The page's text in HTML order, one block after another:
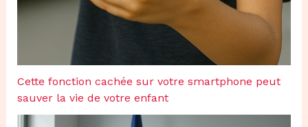
Cette fonction cachée sur votre smartphone peut
sauver la vie de votre enfant